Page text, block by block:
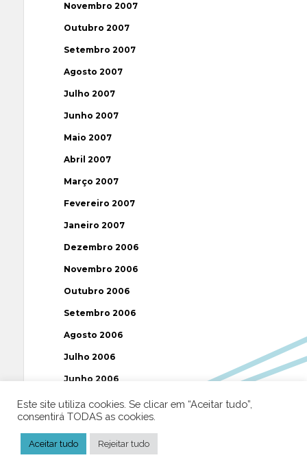
Novembro 2007
Outubro 2007
Setembro 2007
Agosto 2007
Julho 2007
Junho 2007
Maio 2007
Abril 2007
Março 2007
Fevereiro 2007
Janeiro 2007
Dezembro 2006
Novembro 2006
Outubro 2006
Setembro 2006
Agosto 2006
Julho 2006
Junho 2006
Maio 2006
Abril 2006
Março 2006
Este site utiliza cookies. Se clicar em “Aceitar tudo”,
consentirá TODAS as cookies.
Aceitar tudo Rejeitar tudo